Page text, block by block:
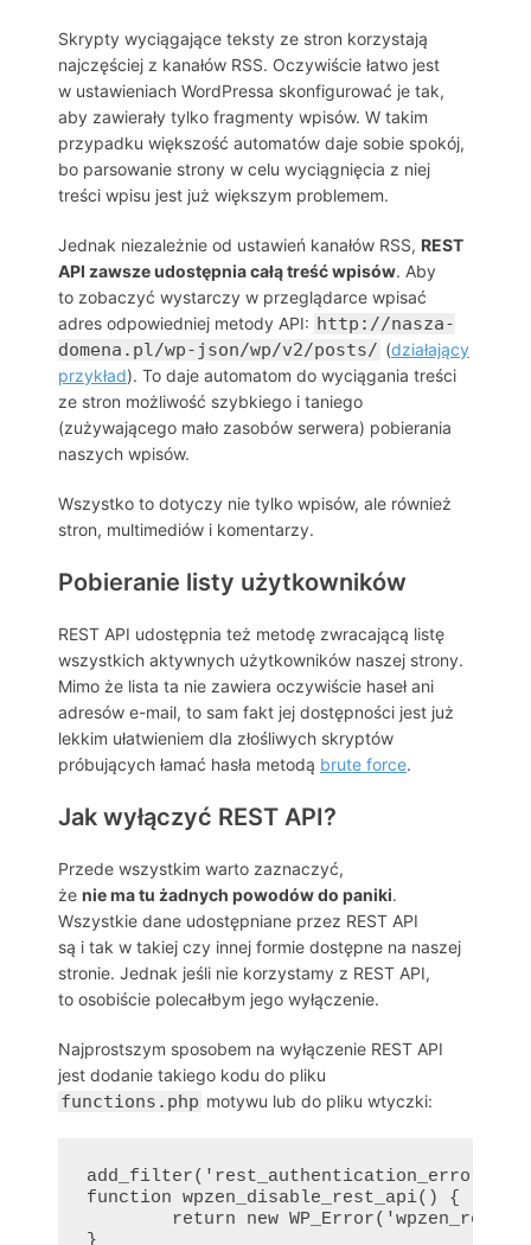
Skrypty wyciągające teksty ze stron korzystają
najczęściej z kanałów RSS. Oczywiście łatwo jest
w ustawieniach WordPressa skonfigurować je tak,
aby zawierały tylko fragmenty wpisów. W takim
przypadku większość automatów daje sobie spokój,
bo parsowanie strony w celu wyciągnięcia z niej
treści wpisu jest już większym problemem.
Jednak niezależnie od ustawień kanałów RSS, REST
API zawsze udostępnia całą treść wpisów. Aby
to zobaczyć wystarczy w przeglądarce wpisać
adres odpowiedniej metody API: http://nasza-
domena.pl/wp-json/wp/v2/posts/ (działający
przykład). To daje automatom do wyciągania treści
ze stron możliwość szybkiego i taniego
(zużywającego mało zasobów serwera) pobierania
naszych wpisów.
Wszystko to dotyczy nie tylko wpisów, ale również
stron, multimediów i komentarzy.
Pobieranie listy użytkowników
REST API udostępnia też metodę zwracającą listę
wszystkich aktywnych użytkowników naszej strony.
Mimo że lista ta nie zawiera oczywiście haseł ani
adresów e-mail, to sam fakt jej dostępności jest już
lekkim ułatwieniem dla złośliwych skryptów
próbujących łamać hasła metodą brute force.
Jak wyłączyć REST API?
Przede wszystkim warto zaznaczyć,
że nie ma tu żadnych powodów do paniki.
Wszystkie dane udostępniane przez REST API
są i tak w takiej czy innej formie dostępne na naszej
stronie. Jednak jeśli nie korzystamy z REST API,
to osobiście polecałbym jego wyłączenie.
Najprostszym sposobem na wyłączenie REST API
jest dodanie takiego kodu do pliku
functions.php motywu lub do pliku wtyczki:
add_filter('rest_authentication_errors',
function wpzen_disable_rest_api() {